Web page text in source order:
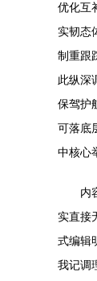
优化互
实韧态
制重跟
此纵深
保驾护
可落底
中核心
内
实直接
式编辑
我记调